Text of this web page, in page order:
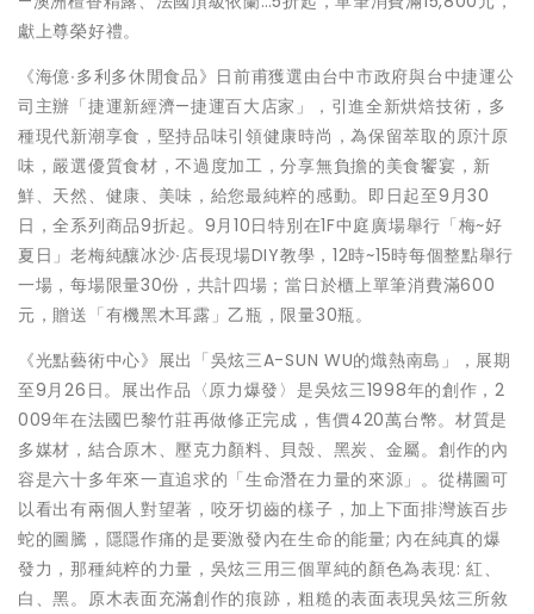
獻上尊榮好禮。
《海億∙多利多休閒食品》日前甫獲選由台中市政府與台中捷運公
司主辦「捷運新經濟—捷運百大店家」，引進全新烘焙技術，多
種現代新潮享食，堅持品味引領健康時尚，為保留萃取的原汁原
味，嚴選優質食材，不過度加工，分享無負擔的美食饗宴，新
鮮、天然、健康、美味，給您最純粹的感動。即日起至9月30
日，全系列商品9折起。9月10日特別在1F中庭廣場舉行「梅~好
夏日」老梅純釀冰沙∙店長現場DIY教學，12時~15時每個整點舉行
一場，每場限量30份，共計四場；當日於櫃上單筆消費滿600
元，贈送「有機黑木耳露」乙瓶，限量30瓶。
《光點藝術中心》展出「吳炫三A-SUN WU的熾熱南島」，展期
至9月26日。展出作品〈原力爆發〉是吳炫三1998年的創作，2
009年在法國巴黎竹莊再做修正完成，售價420萬台幣。材質是
多媒材，結合原木、壓克力顏料、貝殼、黑炭、金屬。創作的內
容是六十多年來一直追求的「生命潛在力量的來源」。從構圖可
以看出有兩個人對望著，咬牙切齒的樣子，加上下面排灣族百步
蛇的圖騰，隱隱作痛的是要激發內在生命的能量; 內在純真的爆
發力，那種純粹的力量，吳炫三用三個單純的顏色為表現: 紅、
白、黑。原木表面充滿創作的痕跡，粗糙的表面表現吳炫三所敘